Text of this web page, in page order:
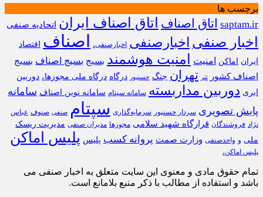
برچسب ها
saptam.ir اتاق اصناف اتاق اصناف ایران اتحادیه صنفی
اخبار صنفی اخبارصنفی اخبارصنفی، اصناف
اقتصاد
ایران
اماکن امنیت امنیت هوشمند بسیج بسیج اصناف بسیج
اصناف کشور
تتر تهران جنگ حسنپور درگاه درگاه ملی مجوزها، دوربین
ابری دوربین مداربسته سامانه سپتام سامانه نوین اصناف سامانه
پایش تصویری سردار حسنپور سرمایه‌گذاری سپتام صنفی صنوف عباس
نژاد فروشندگان قرارگاه شهید سلامی مجوزها مدیران صنفی مدیریت ریسک
ملی و واحدصنفی وزارت صمت پروانه کسب پلیس پلیس اماکن
پلیس اماکن،
تمام حقوق مادی و معنوی این سایت متعلق به اخبار صنفی می
باشد و استفاده از مطالب با ذکر منبع بلامانع است.